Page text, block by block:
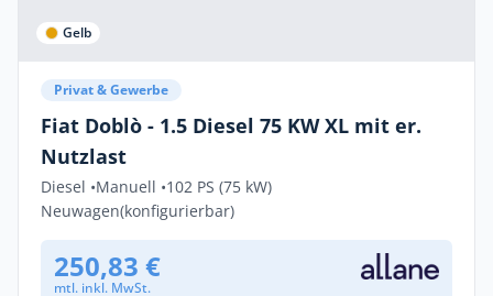
Gelb
Privat & Gewerbe
Fiat Doblò - 1.5 Diesel 75 KW XL mit er.
Nutzlast
Diesel •Manuell •102 PS (75 kW)
Neuwagen(konfigurierbar)
250,83 €
mtl. inkl. MwSt.